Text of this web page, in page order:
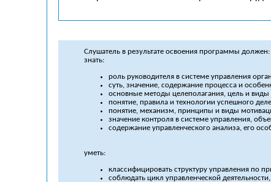
Слушатель в результате освоения программы должен:
знать:
роль руководителя в системе управления
суть, значение, содержание процесса и
основные методы целеполагания, цель и виды
понятие, правила и технологии успешного
понятие, механизм, принципы и виды
значение контроля в системе управления,
содержание управленческого анализа, его
уметь:
классифицировать структуру управления по
соблюдать цикл управленческой